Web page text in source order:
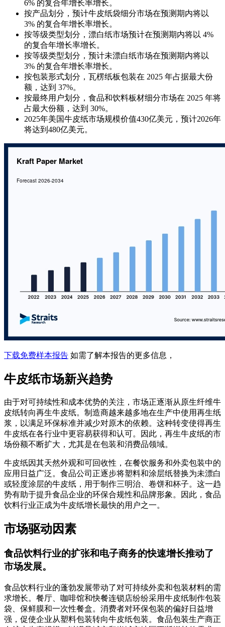
6% 的复合年增长率增长。
按产品划分，预计牛皮纸袋细分市场在预测期内将以
3% 的复合年增长率增长。
按等级类型划分，漂白纸市场预计在预测期内将以 4%
的复合年增长率增长。
按等级类型划分，预计未漂白纸市场在预测期内将以
3% 的复合年增长率增长。
按包装形式划分，瓦楞纸板包装在 2025 年占据最大份
额，达到 37%。
按最终用户划分，食品和饮料板材细分市场在 2025 年将
占最大份额，达到 30%。
2025年美国牛皮纸市场规模价值430亿美元，预计2026年
将达到480亿美元。
下载免费样本报告 如需了解本报告的更多信息，
牛皮纸市场新兴趋势
由于对可持续性和成本优势的关注，市场正逐渐从原生纤维牛
皮纸转向再生牛皮纸。制造商越来越多地在生产中使用再生纸
浆，以满足环保标准并减少对原木的依赖。这种转变使得再生
牛皮纸在各行业中更容易获得和认可。因此，再生牛皮纸的市
场份额不断扩大，尤其是在包装和消费品领域。
牛皮纸因其天然外观和可回收性，在餐饮服务和外卖包装中的
应用日益广泛。食品公司正逐步将塑料和涂层纸替换为未漂白
或轻度涂层的牛皮纸，用于制作三明治、卷饼和杯子。这一趋
势有助于提升食品企业的环保合规性和品牌形象。因此，食品
饮料行业正成为牛皮纸增长最快的用户之一。
市场驱动因素
食品饮料行业的扩张和电子商务的快速增长推动了
市场发展。
食品饮料行业的蓬勃发展带动了对可持续外卖和包装材料的需
求增长。餐厅、咖啡馆和快餐连锁店纷纷采用牛皮纸制作包装
袋、保鲜膜和一次性餐盒。消费者对环保包装的偏好日益增
强，促使企业从塑料包装转向牛皮纸包装。食品包装生产商正